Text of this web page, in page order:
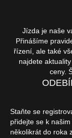
Jízda je naše
Přinášíme
řízení, ale také
najdete
ceny.
Staňte se
přidejte se k
několikrát do roka